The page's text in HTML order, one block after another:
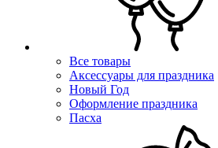
Все товары
Аксессуары для праздника
Новый Год
Оформление праздника
Пасха